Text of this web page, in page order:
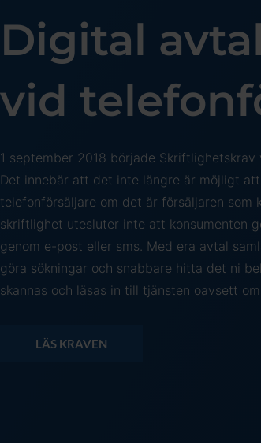
Digital
vid
1 september 2018 började
Det innebär att det inte längre är möjligt
telefonförsäljare om det är försäljaren som
skriftlighet utesluter inte att konsumenten
genom e-post eller sms. Med era avtal
göra sökningar och snabbare hitta det ni
skannas och läsas in till tjänsten oavsett
LÄS KRAVEN